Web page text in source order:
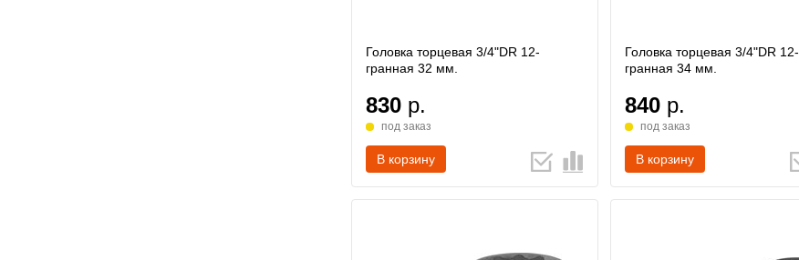
Головка торцевая 3/4"DR 12-
гранная 32 мм.
830 р.
под заказ
В корзину
Головка торцевая 3/4"DR 12-
гранная 34 мм.
840 р.
под заказ
В корзину